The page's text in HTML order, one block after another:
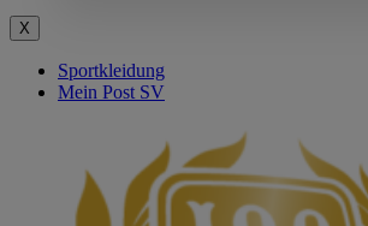
X
Sportkleidung
Mein Post SV